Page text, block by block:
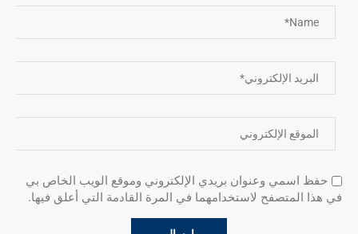
حفظ اسمي وعنوان بريدي الإلكتروني وموقع الويب الخاص بي
في هذا المتصفح لاستخدامهما في المرة القادمة التي أعلق فيها.